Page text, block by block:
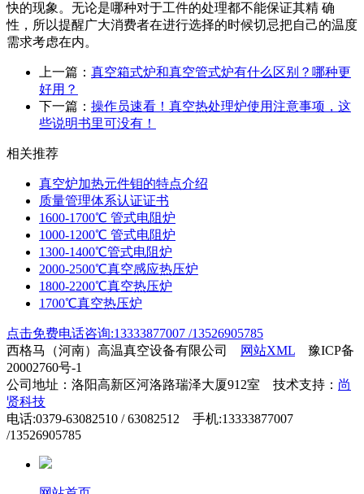
快的现象。无论是哪种对于工件的处理都不能保证其精 确
性，所以提醒广大消费者在进行选择的时候切忌把自己的温度
需求考虑在内。
上一篇： 真空箱式炉和真空管式炉有什么区别？哪种更
好用？
下一篇： 操作员速看！真空热处理炉使用注意事项，这
些说明书里可没有！
相关推荐
真空炉加热元件钼的特点介绍
质量管理体系认证证书
1600-1700℃ 管式电阻炉
1000-1200℃ 管式电阻炉
1300-1400℃管式电阻炉
2000-2500℃真空感应热压炉
1800-2200℃真空热压炉
1700℃真空热压炉
点击免费电话咨询:13333877007 /13526905785
西格马（河南）高温真空设备有限公司
网站XML 豫ICP备
20002760号-1
公司地址：洛阳高新区河洛路瑞泽大厦912室 技术支持： 尚
贤科技
电话:0379-63082510 / 63082512 手机:13333877007
/13526905785